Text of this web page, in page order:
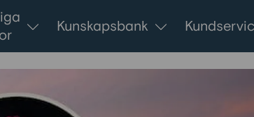
Kunskapsbank